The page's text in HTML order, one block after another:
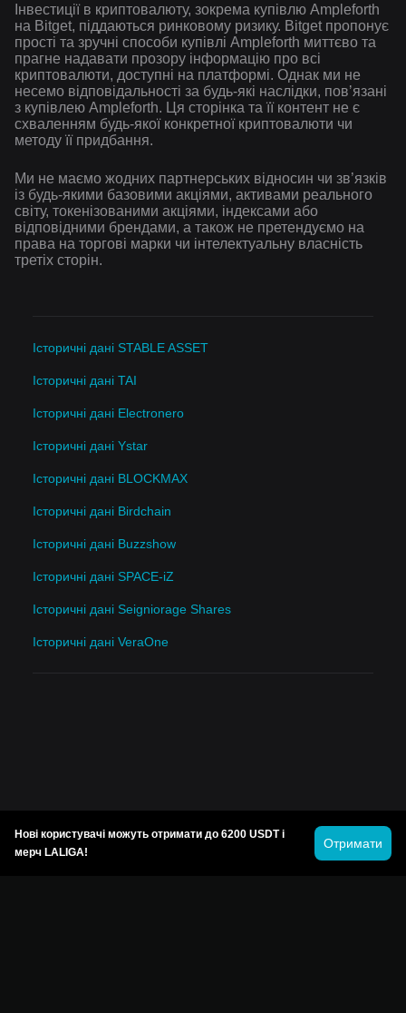
Інвестиції в криптовалюту, зокрема купівлю Ampleforth
на Bitget, піддаються ринковому ризику. Bitget пропонує
прості та зручні способи купівлі Ampleforth миттєво та
прагне надавати прозору інформацію про всі
криптовалюти, доступні на платформі. Однак ми не
несемо відповідальності за будь-які наслідки, повʼязані
з купівлею Ampleforth. Ця сторінка та її контент не є
схваленням будь-якої конкретної криптовалюти чи
методу її придбання.
Ми не маємо жодних партнерських відносин чи зв’язків
із будь-якими базовими акціями, активами реального
світу, токенізованими акціями, індексами або
відповідними брендами, а також не претендуємо на
права на торгові марки чи інтелектуальну власність
третіх сторін.
Історичні дані STABLE ASSET
Історичні дані TAI
Історичні дані Electronero
Історичні дані Ystar
Історичні дані BLOCKMAX
Історичні дані Birdchain
Історичні дані Buzzshow
Історичні дані SPACE-iZ
Історичні дані Seigniorage Shares
Історичні дані VeraOne
Нові користувачі можуть отримати до 6200 USDT і
мерч LALIGA!
Отримати